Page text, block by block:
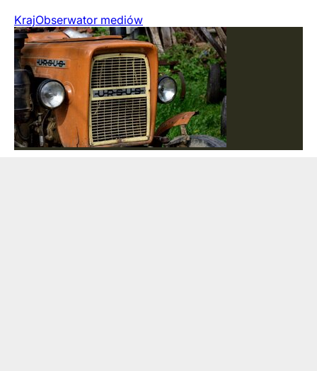
KrajObserwator mediów